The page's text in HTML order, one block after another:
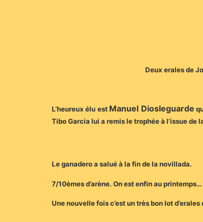
Deux erales de
L’heureux élu est Manuel Diosleguarde
Tibo Garcia lui a remis le trophée à l’issue de
Le ganadero a salué à la fin de la novillada.
7/10èmes d’arène. On est enfin au printemps…
Une nouvelle fois c’est un très bon lot